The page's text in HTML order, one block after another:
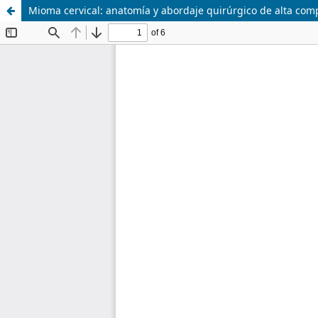
Mioma cervical: anatomía y abordaje quirúrgico de alta